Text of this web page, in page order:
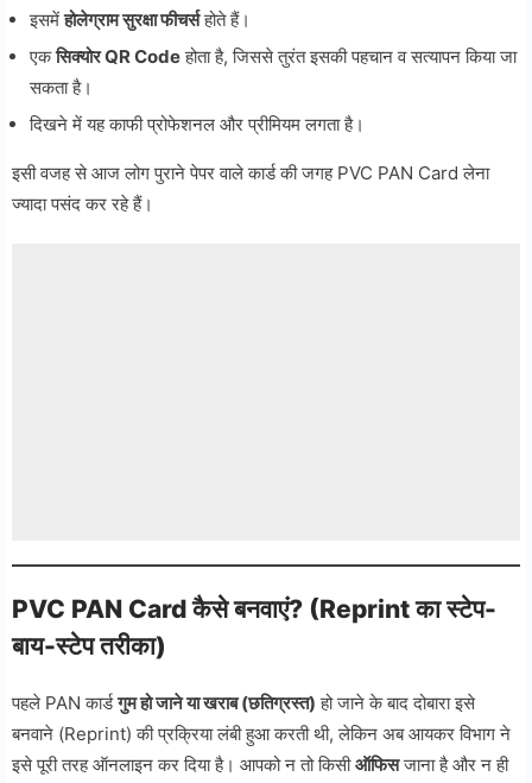
इसमेंहोलेग्राम सुरक्षा फीचर्सहोते हैं।
एकसिक्योर QR Codeहोता है, जिससे तुरंत इसकी पहचान व सत्यापन किया जा
सकता है।
दिखने में यह काफी प्रोफेशनल और प्रीमियम लगता है।
इसी वजह से आज लोग पुराने पेपर वाले कार्ड की जगह PVC PAN Card लेना
ज्यादा पसंद कर रहे हैं।
PVC PAN Card कैसे बनवाएं? (Reprint का स्टेप-
बाय-स्टेप तरीका)
पहले PAN कार्डगुम हो जाने या खराब (छतिग्रस्त) हो जाने के बाद दोबारा इसे
बनवाने (Reprint) की प्रक्रिया लंबी हुआ करती थी, लेकिन अब आयकर विभाग ने
इसे पूरी तरह ऑनलाइन कर दिया है। आपको न तो किसीऑफिसजाना है और न ही